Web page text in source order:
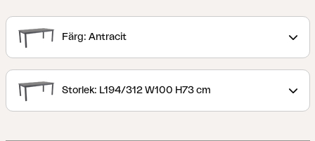
att växla mellan vardag och fest.
Färg: Antracit
Storlek: L194/312 W100 H73 cm